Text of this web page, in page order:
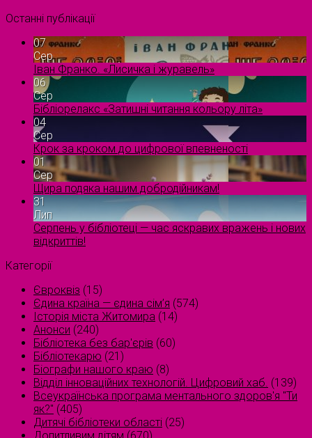
Останні публікації
07
Сер
Іван Франко. «Лисичка і журавель»
06
Сер
Бібліорелакс «Затишні читання кольору літа»
04
Сер
Крок за кроком до цифрової впевненості
01
Сер
Щира подяка нашим добродійникам!
31
Лип
Серпень у бібліотеці — час яскравих вражень і нових
відкриттів!
Категорії
Євроквіз (15)
Єдина країна — єдина сім’я (574)
Історія міста Житомира (14)
Анонси (240)
Бібліотека без бар'єрів (60)
Бібліотекарю (21)
Біографи нашого краю (8)
Відділ інноваційних технологій. Цифровий хаб. (139)
Всеукраїнська програма ментального здоров'я "Ти
як?" (405)
Дитячі бібліотеки області (25)